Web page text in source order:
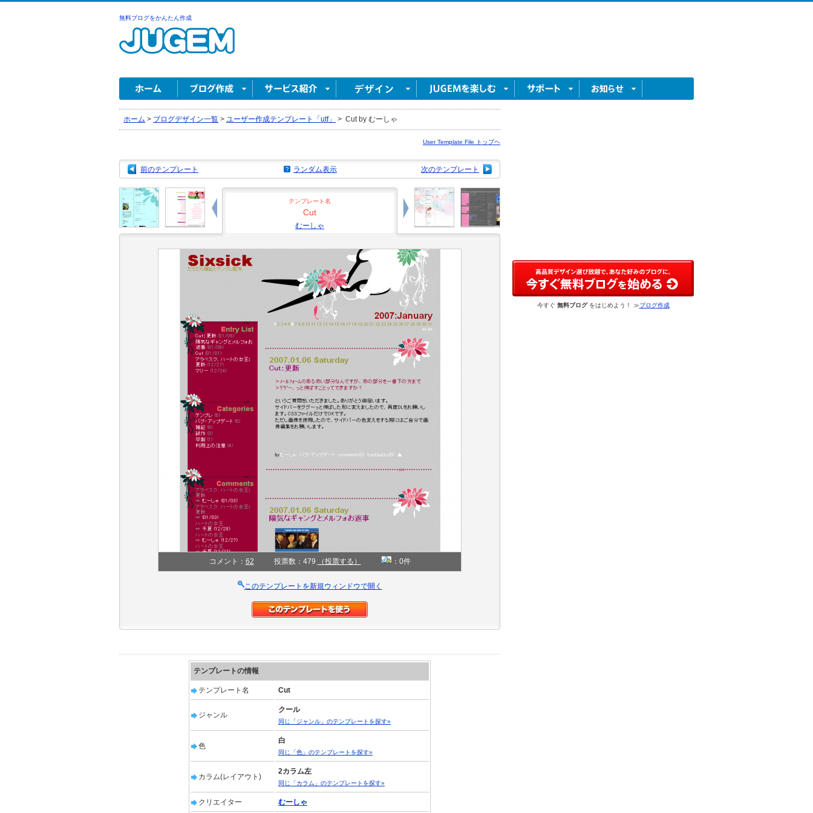
無料ブログをかんたん作成
ホーム > ブログデザイン一覧 > ユーザー作成テンプレート「utf」 > Cut by むーしゃ
User Template File トップヘ
前のテンプレート 次のテンプレート
ランダム表示
テンプレート名
Cut
むーしゃ
コメント： 62 投票数：479 （投票する） ：0件
このテンプレートを新規ウィンドウで開く
テンプレートの情報
テンプレート名 Cut
ジャンル
クール
同じ「ジャンル」のテンプレートを探す»
色
白
同じ「色」のテンプレートを探す»
カラム(レイアウト)
2カラム左
同じ「カラム」のテンプレートを探す»
クリエイター むーしゃ
今すぐ 無料ブログをはじめよう！ ≫ブログ作成